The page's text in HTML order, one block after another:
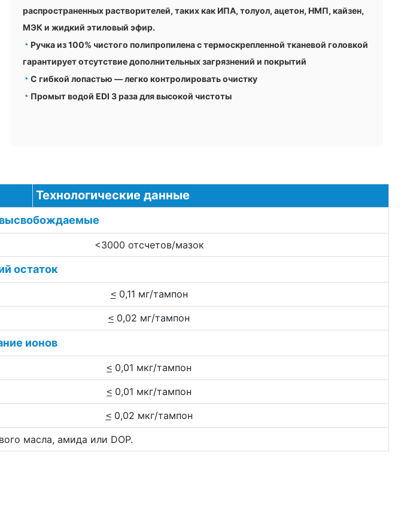
распространенных растворителей, таких как ИПА, толуол, ацетон, НМП, кайзен,
МЭК и жидкий этиловый эфир.
◔ Ручка из 100% чистого полипропилена с термоскрепленной тканевой головкой
гарантирует отсутствие дополнительных загрязнений и покрытий
◔ С гибкой лопастью — легко контролировать очистку
◔ Промыт водой EDI 3 раза для высокой чистоты
Технологические данные
<3000 отсчетов/мазок
остаток
<0,11 мг/тампон
< 0,02 мг/тампон
ионов
< 0,01 мкг/тампон
< 0,01 мкг/тампон
<0,02 мкг/тампон
масла, амида или DOP.